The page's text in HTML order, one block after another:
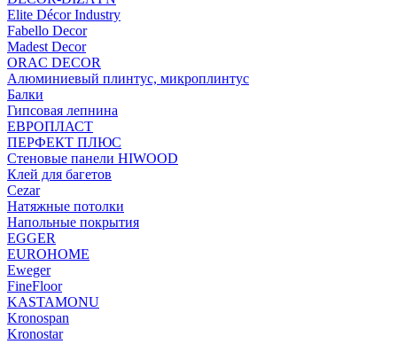
Elite Décor Industry
Fabello Decor
Madest Decor
ORAC DECOR
Алюминиевый плинтус, микроплинтус
Балки
Гипсовая лепнина
ЕВРОПЛАСТ
ПЕРФЕКТ ПЛЮС
Стеновые панели HIWOOD
Клей для багетов
Cezar
Натяжные потолки
Напольные покрытия
EGGER
EUROHOME
Eweger
FineFloor
KASTAMONU
Kronospan
Kronostar